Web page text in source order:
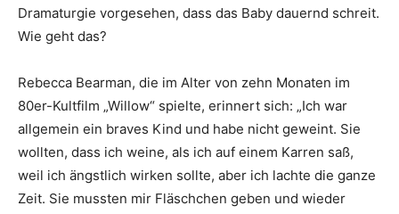
Dramaturgie vorgesehen, dass das Baby dauernd schreit.
Wie geht das?
Rebecca Bearman, die im Alter von zehn Monaten im
80er-Kultfilm „Willow“ spielte, erinnert sich: „Ich war
allgemein ein braves Kind und habe nicht geweint. Sie
wollten, dass ich weine, als ich auf einem Karren saß,
weil ich ängstlich wirken sollte, aber ich lachte die ganze
Zeit. Sie mussten mir Fläschchen geben und wieder